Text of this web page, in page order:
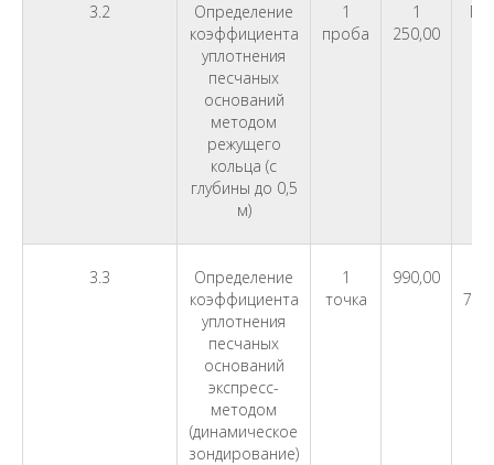
3.2
Определение
коэффициента
уплотнения
песчаных
оснований
методом
режущего
кольца (с
глубины до 0,5
м)
1
проба
1
250,00
3.3
Определение
коэффициента
уплотнения
песчаных
оснований
экспресс-
методом
(динамическое
зондирование)
1
точка
990,00